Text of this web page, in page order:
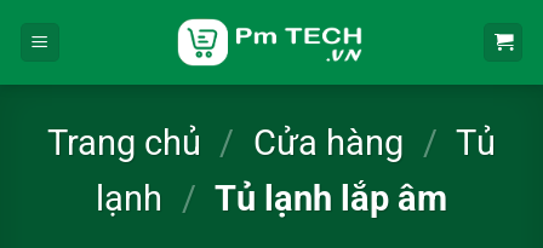
Trang chủ / Cửa hàng / Tủ
lạnh / Tủ lạnh lắp âm